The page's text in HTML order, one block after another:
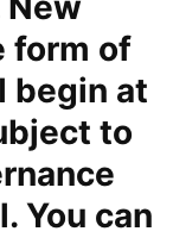
form of
begin at
to
You can